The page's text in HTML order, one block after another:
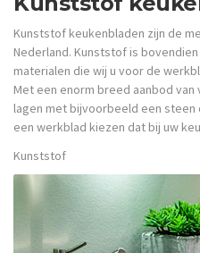
Kunststof keukenbladen zijn de
Nederland. Kunststof is
materialen die wij u voor de
Met een enorm breed aanbod
lagen met bijvoorbeeld een steen
een werkblad kiezen dat bij uw
Kunststof